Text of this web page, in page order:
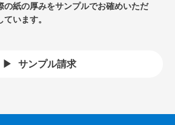
紙の厚みをサンプルでお確めいただ
います。
サンプル請求